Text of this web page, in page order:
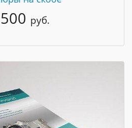
500 руб.